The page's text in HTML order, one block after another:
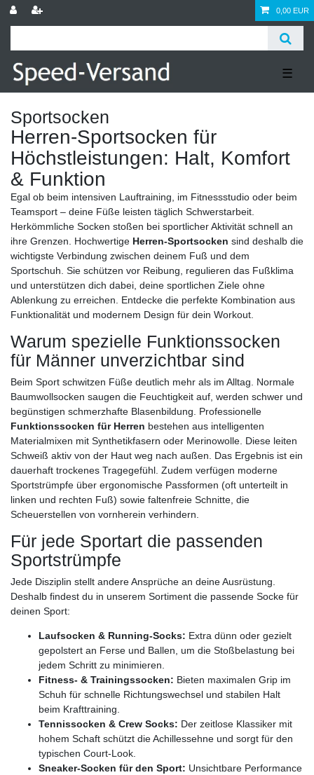
0,00 EUR
☰
Sportsocken
Herren-Sportsocken für
Höchstleistungen: Halt, Komfort
& Funktion
Egal ob beim intensiven Lauftraining, im Fitnessstudio oder beim
Teamsport – deine Füße leisten täglich Schwerstarbeit.
Herkömmliche Socken stoßen bei sportlicher Aktivität schnell an
ihre Grenzen. Hochwertige Herren-Sportsocken sind deshalb die
wichtigste Verbindung zwischen deinem Fuß und dem
Sportschuh. Sie schützen vor Reibung, regulieren das Fußklima
und unterstützen dich dabei, deine sportlichen Ziele ohne
Ablenkung zu erreichen. Entdecke die perfekte Kombination aus
Funktionalität und modernem Design für dein Workout.
Warum spezielle Funktionssocken
für Männer unverzichtbar sind
Beim Sport schwitzen Füße deutlich mehr als im Alltag. Normale
Baumwollsocken saugen die Feuchtigkeit auf, werden schwer und
begünstigen schmerzhafte Blasenbildung. Professionelle
Funktionssocken für Herren bestehen aus intelligenten
Materialmixen mit Synthetikfasern oder Merinowolle. Diese leiten
Schweiß aktiv von der Haut weg nach außen. Das Ergebnis ist ein
dauerhaft trockenes Tragegefühl. Zudem verfügen moderne
Sportstrümpfe über ergonomische Passformen (oft unterteilt in
linken und rechten Fuß) sowie faltenfreie Schnitte, die
Scheuerstellen von vornherein verhindern.
Für jede Sportart die passenden
Sportstrümpfe
Jede Disziplin stellt andere Ansprüche an deine Ausrüstung.
Deshalb findest du in unserem Sortiment die passende Socke für
deinen Sport:
Laufsocken & Running-Socks: Extra dünn oder gezielt
gepolstert an Ferse und Ballen, um die Stoßbelastung bei
jedem Schritt zu minimieren.
Fitness- & Trainingssocken: Bieten maximalen Grip im
Schuh für schnelle Richtungswechsel und stabilen Halt
beim Krafttraining.
Tennissocken & Crew Socks: Der zeitlose Klassiker mit
hohem Schaft schützt die Achillessehne und sorgt für den
typischen Court-Look.
Sneaker-Socken für den Sport: Unsichtbare Performance